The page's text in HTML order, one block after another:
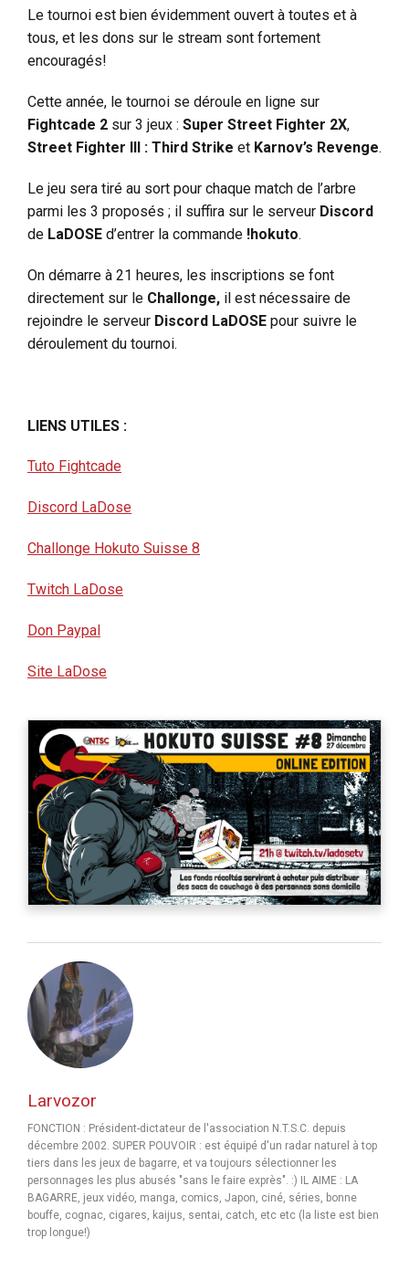
Le tournoi est bien évidemment ouvert à toutes et à
tous, et les dons sur le stream sont fortement
encouragés!
Cette année, le tournoi se déroule en ligne sur
Fightcade 2 sur 3 jeux : Super Street Fighter 2X,
Street Fighter III : Third Strike et Karnov’s Revenge.
Le jeu sera tiré au sort pour chaque match de l’arbre
parmi les 3 proposés ; il suffira sur le serveur Discord
de LaDOSE d’entrer la commande !hokuto.
On démarre à 21 heures, les inscriptions se font
directement sur le Challonge, il est nécessaire de
rejoindre le serveur Discord LaDOSE pour suivre le
déroulement du tournoi.
LIENS UTILES :
Tuto Fightcade
Discord LaDose
Challonge Hokuto Suisse 8
Twitch LaDose
Don Paypal
Site LaDose
Larvozor
FONCTION : Président-dictateur de l'association N.T.S.C. depuis
décembre 2002. SUPER POUVOIR : est équipé d'un radar naturel à top
tiers dans les jeux de bagarre, et va toujours sélectionner les
personnages les plus abusés "sans le faire exprès". :) IL AIME : LA
BAGARRE, jeux vidéo, manga, comics, Japon, ciné, séries, bonne
bouffe, cognac, cigares, kaijus, sentai, catch, etc etc (la liste est bien
trop longue!)